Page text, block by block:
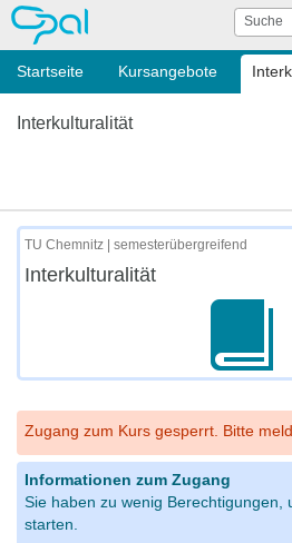
OPAL Suche
Startseite Kursangebote
Interkulturalität
TU Chemnitz | semesterübergreifend
Interkulturalität
Zugang zum Kurs gesperrt. Bitte
Informationen zum Zugang
Sie haben zu wenig Berechtigungen,
starten.